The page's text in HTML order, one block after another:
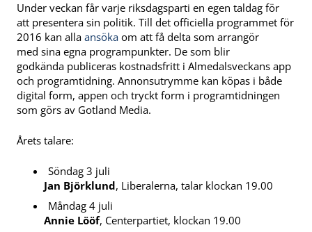
Under veckan får varje riksdagsparti en egen taldag för
att presentera sin politik. Till det officiella programmet för
2016 kan alla ansöka om att få delta som arrangör
med sina egna programpunkter. De som blir
godkända publiceras kostnadsfritt i Almedalsveckans app
och programtidning. Annonsutrymme kan köpas i både
digital form, appen och tryckt form i programtidningen
som görs av Gotland Media.
Årets talare:
Söndag 3 juli
Jan Björklund, Liberalerna, talar klockan 19.00
Måndag 4 juli
Annie Lööf, Centerpartiet, klockan 19.00